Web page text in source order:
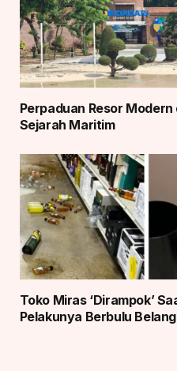
Perpaduan Resor Modern
Sejarah Maritim
Toko Miras ‘Dirampok’
Pelakunya Berbulu Belang